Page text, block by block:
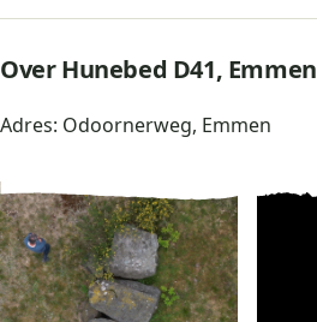
Over Hunebed D41, Emmen
Adres: Odoornerweg, Emmen